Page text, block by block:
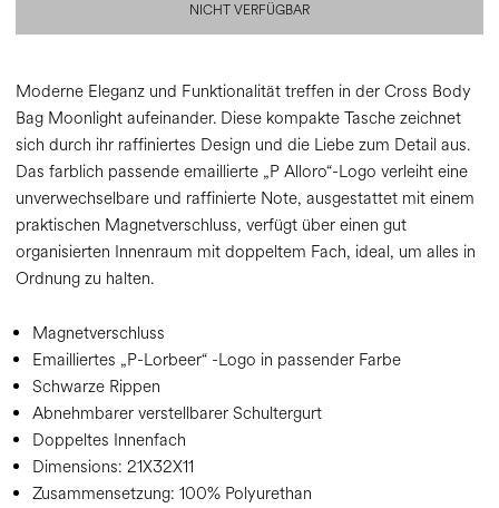
NICHT VERFÜGBAR
Moderne Eleganz und Funktionalität treffen in der Cross Body
Bag Moonlight aufeinander. Diese kompakte Tasche zeichnet
sich durch ihr raffiniertes Design und die Liebe zum Detail aus.
Das farblich passende emaillierte „P Alloro“-Logo verleiht eine
unverwechselbare und raffinierte Note, ausgestattet mit einem
praktischen Magnetverschluss, verfügt über einen gut
organisierten Innenraum mit doppeltem Fach, ideal, um alles in
Ordnung zu halten.
Magnetverschluss
Emailliertes „P-Lorbeer“ -Logo in passender Farbe
Schwarze Rippen
Abnehmbarer verstellbarer Schultergurt
Doppeltes Innenfach
Dimensions: 21X32X11
Zusammensetzung: 100% Polyurethan